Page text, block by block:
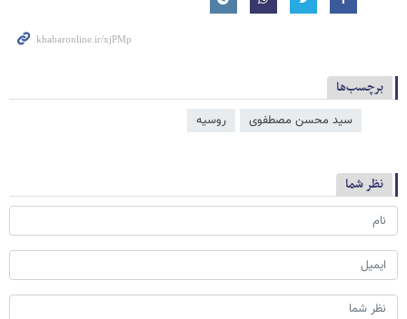
برچسب‌ها
سید محسن مصطفوی روسیه
نظر شما